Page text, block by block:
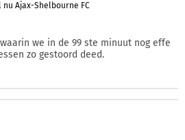
nu Ajax-Shelbourne FC
we in de 99 ste minuut nog effe
zo gestoord deed.